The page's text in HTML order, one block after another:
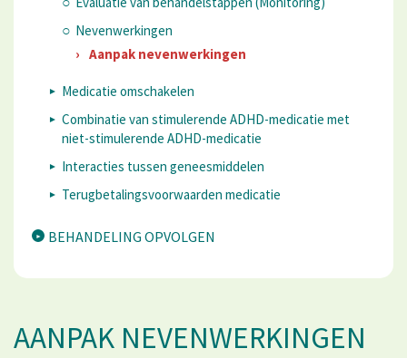
Nevenwerkingen
Aanpak nevenwerkingen
Medicatie omschakelen
​Combinatie van stimulerende ADHD-medicatie met
niet-stimulerende ADHD-medicatie
Interacties tussen geneesmiddelen
Terugbetalingsvoorwaarden medicatie
BEHANDELING OPVOLGEN
AANPAK NEVENWERKINGEN